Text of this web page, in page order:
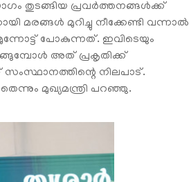
തുടങ്ങിയ പ്രവര്‍ത്തനങ്ങള്‍ക്ക്
മരങ്ങള്‍ മുറിച്ചു നീക്കേണ്ടി വന്നാല്‍
പോകുന്നത്. ഇവിടെയും
അത് പ്രകൃതിക്ക്
നിലപാട്.
മുഖ്യമന്ത്രി പറഞ്ഞു.